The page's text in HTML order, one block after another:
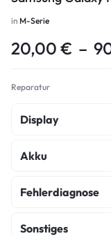
in M-Serie
20,00 € –
Reparatur
Display
Display Reparatur
Akku
Akku Austausch
Fehlerdiagnose
Fehlerdiagnose
Sonstiges